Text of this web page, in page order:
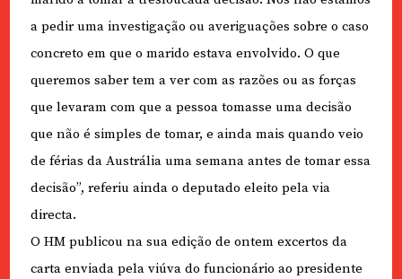
a pedir uma investigação ou averiguações sobre o caso
concreto em que o marido estava envolvido. O que
queremos saber tem a ver com as razões ou as forças
que levaram com que a pessoa tomasse uma decisão
que não é simples de tomar, e ainda mais quando veio
de férias da Austrália uma semana antes de tomar essa
decisão”, referiu ainda o deputado eleito pela via
directa.
O HM publicou na sua edição de ontem excertos da
carta enviada pela viúva do funcionário ao presidente